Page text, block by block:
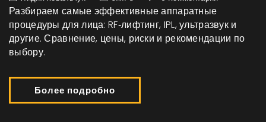
Разбираем самые эффективные аппаратные
процедуры для лица: RF‑лифтинг, IPL, ультразвук и
другие. Сравнение, цены, риски и рекомендации по
выбору.
Более подробно